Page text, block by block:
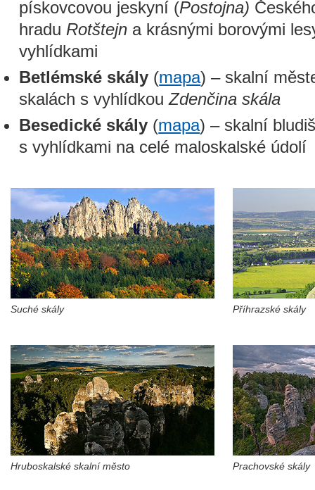
pískovcovou jeskyní (Postojna)
hraduRotštejn a krásnými borovými
vyhlídkami
Betlémské skály (mapa) – skalní
skalách s vyhlídkouZdenčina skála
Besedické skály (mapa) – skalní
s vyhlídkami na celé maloskalské údolí
Suché skály Příhrazské skály
Hruboskalské skalní město Prachovské skály